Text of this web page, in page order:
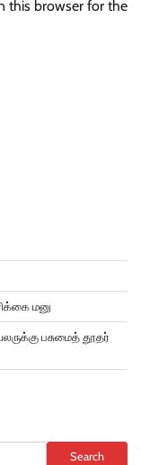
this browser for the
மனு
பசுமைத் தூதர்
Search